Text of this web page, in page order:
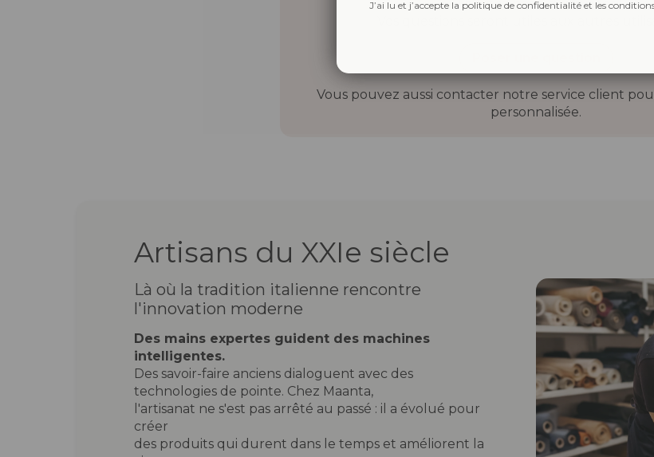
N’hésitez pas à demander !
Vous pouvez aussi contacter notre service client
personnalisée.
Artisans du XXIe siècle
Là où la tradition italienne rencontre
l'innovation moderne
Des mains expertes guident des machines
intelligentes.
Des savoir-faire anciens dialoguent avec des
technologies de pointe. Chez Maanta,
l'artisanat ne s'est pas arrêté au passé : il a évolué pour
créer
des produits qui durent dans le temps et améliorent la
J’ai lu et j’accepte la politique de confidentialité et les